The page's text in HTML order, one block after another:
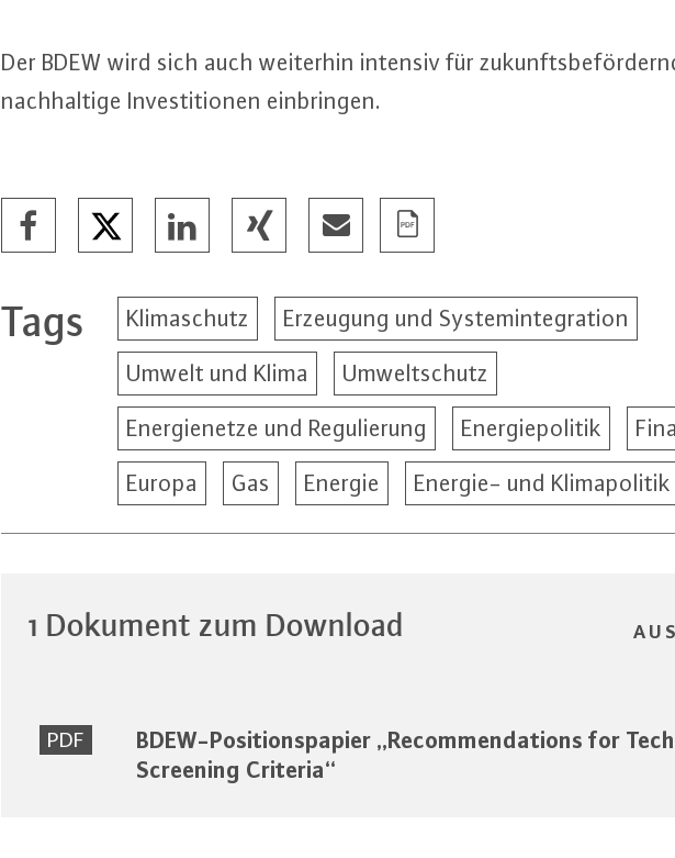
Der BDEW wird sich auch weiterhin intensiv für
nach­hal­ti­ge In­ves­ti­tio­nen ein­brin­gen.
Tags Klimaschutz
Erzeugung und Systemintegration
Umwelt und Klima
Umweltschutz
Energienetze und Regulierung
Energiepolitik
Europa
Gas Energie Energie- und Klimapolitik
1 Dokument zum Download
PDF
BDEW-Positionspapier „Recommendations for
Screening Criteria“